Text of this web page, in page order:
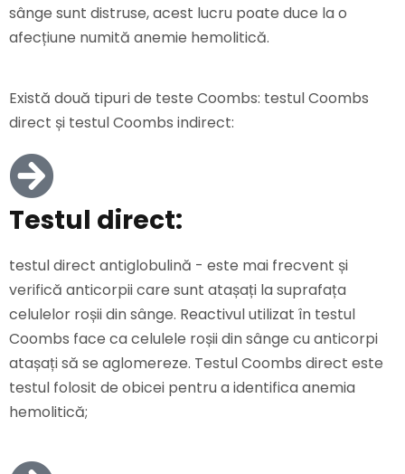
sânge sunt distruse, acest lucru poate duce la o
afecțiune numită anemie hemolitică.
Există două tipuri de teste Coombs: testul Coombs
direct și testul Coombs indirect:
Testul direct:
testul direct antiglobulină - este mai frecvent și
verifică anticorpii care sunt atașați la suprafața
celulelor roșii din sânge. Reactivul utilizat în testul
Coombs face ca celulele roșii din sânge cu anticorpi
atașați să se aglomereze. Testul Coombs direct este
testul folosit de obicei pentru a identifica anemia
hemolitică;